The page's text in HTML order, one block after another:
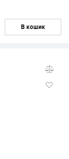
В кошик